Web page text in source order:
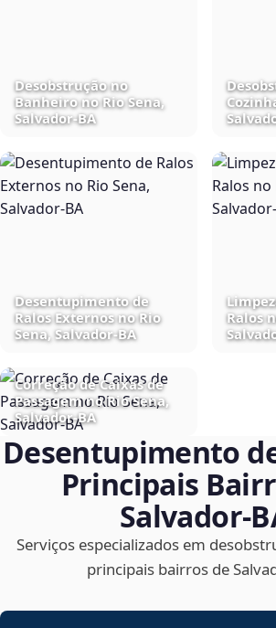
Desobstrução no
Banheiro no Rio Sena,
Salvador‑BA
Desentupimento de
Ralos Externos no Rio
Sena, Salvador‑BA
Ralos
Correção de Caixas de
Passagem no Rio Sena,
Salvador‑BA
Desentupimento
Principais
Serviços especializados em
principais bairros de